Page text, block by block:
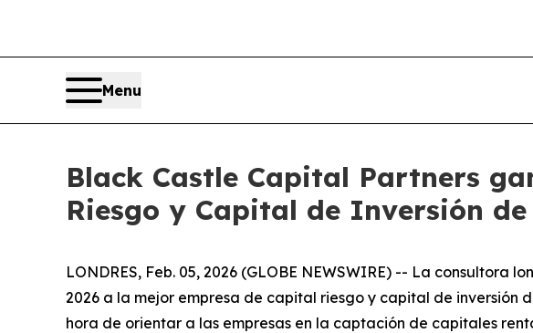
Menu
Black Castle Capital Partners
Riesgo y Capital de Inversión de
LONDRES, Feb. 05, 2026 (GLOBE NEWSWIRE) -- La
2026 a la mejor empresa de capital riesgo y capital de inversión
hora de orientar a las empresas en la captación de capitales